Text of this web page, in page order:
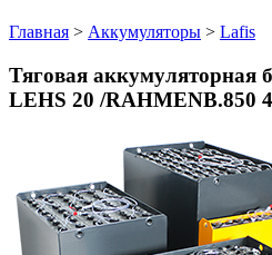
Главная > Аккумуляторы > Lafis
Тяговая аккумуляторная
LEHS 20 /RAHMENB.850 4